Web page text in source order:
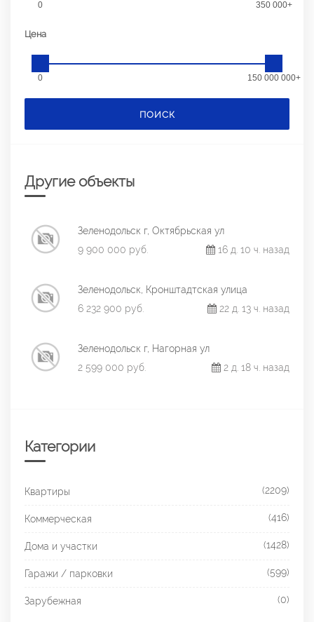
0 350 000+
Цена
0 150 000 000+
ПОИСК
Другие объекты
Зеленодольск г, Октябрьская ул
9 900 000 руб.
16 д. 10 ч. назад
Зеленодольск, Кронштадтская улица
6 232 900 руб.
22 д. 13 ч. назад
Зеленодольск г, Нагорная ул
2 599 000 руб.
2 д. 18 ч. назад
Категории
Квартиры (2209)
Коммерческая (416)
Дома и участки (1428)
Гаражи / парковки (599)
Зарубежная (0)